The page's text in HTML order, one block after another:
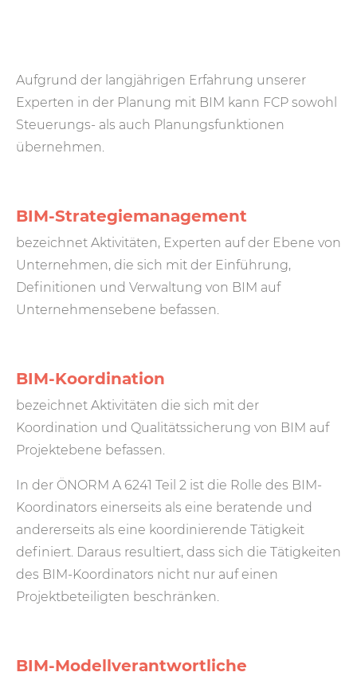
Aufgrund der langjährigen Erfahrung unserer
Experten in der Planung mit BIM kann FCP sowohl
Steuerungs- als auch Planungsfunktionen
übernehmen.
BIM-Strategiemanagement
bezeichnet Aktivitäten, Experten auf der Ebene von
Unternehmen, die sich mit der Einführung,
Definitionen und Verwaltung von BIM auf
Unternehmensebene befassen.
BIM-Koordination
bezeichnet Aktivitäten die sich mit der
Koordination und Qualitätssicherung von BIM auf
Projektebene befassen.
In der ÖNORM A 6241 Teil 2 ist die Rolle des BIM-
Koordinators einerseits als eine beratende und
andererseits als eine koordinierende Tätigkeit
definiert. Daraus resultiert, dass sich die Tätigkeiten
des BIM-Koordinators nicht nur auf einen
Projektbeteiligten beschränken.
BIM-Modellverantwortliche